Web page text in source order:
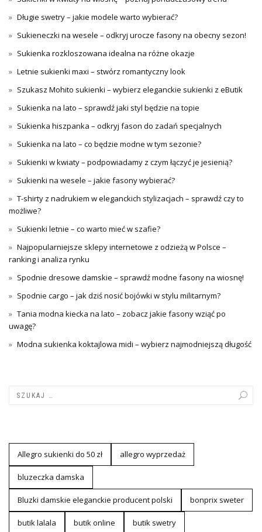
Długie swetry – jakie modele warto wybierać?
Sukieneczki na wesele – odkryj urocze fasony na obecny sezon!
Sukienka rozkloszowana idealna na różne okazje
Letnie sukienki maxi – stwórz romantyczny look
Szukasz Mohito sukienki – wybierz eleganckie sukienki z eButik
Sukienka na lato – sprawdź jaki styl będzie na topie
Sukienka hiszpanka – odkryj fason do zadań specjalnych
Sukienka na lato – co będzie modne w tym sezonie?
Sukienki w kwiaty – podpowiadamy z czym łączyć je jesienią?
Sukienki na wesele – jakie fasony wybierać?
T-shirty z nadrukiem w eleganckich stylizacjach – sprawdź czy to
możliwe?
Sukienki letnie – co warto mieć w szafie?
Najpopularniejsze sklepy internetowe z odzieżą w Polsce –
ranking i analiza rynku
Spodnie dresowe damskie – sprawdź modne fasony na wiosnę!
Spodnie cargo – jak dziś nosić bojówki w stylu militarnym?
Tania modna kiecka na lato – zobacz jakie fasony wziąć po
uwagę?
Modna sukienka koktajlowa midi – wybierz najmodniejszą długość
Allegro sukienki do 50 zł allegro wyprzedaż
bluzeczka damska
Bluzki damskie eleganckie producent polski bonprix sweter
butik lalala butik online butik swetry